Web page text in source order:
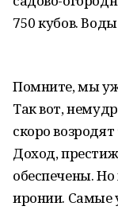
750 кубов.
Помните, мы
Так вот,
скоро
Доход,
обеспечены.
иронии. Самые